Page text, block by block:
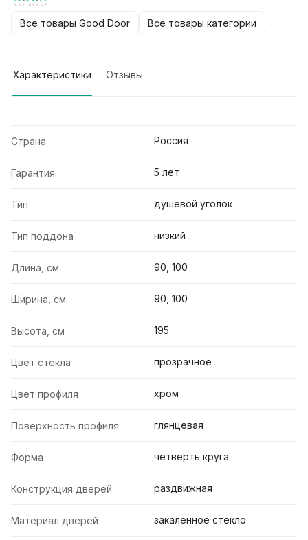
Все товары Good Door Все товары категории
Характеристики Отзывы
Страна Россия
Гарантия 5 лет
Тип душевой уголок
Тип поддона низкий
Длина, см 90, 100
Ширина, см 90, 100
Высота, см 195
Цвет стекла прозрачное
Цвет профиля хром
Поверхность профиля глянцевая
Форма четверть круга
Конструкция дверей раздвижная
Материал дверей закаленное стекло